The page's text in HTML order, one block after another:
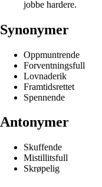
jobbe hardere.
Synonymer
Oppmuntrende
Forventningsfull
Lovnaderik
Framtidsrettet
Spennende
Antonymer
Skuffende
Mistillitsfull
Skrøpelig